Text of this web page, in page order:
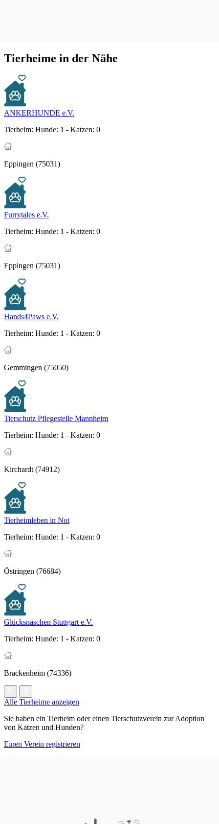
Tierheime in der Nähe
ANKERHUNDE e.V.
Tierheim: Hunde: 1 - Katzen: 0
Eppingen (75031)
Furrytales e.V.
Tierheim: Hunde: 1 - Katzen: 0
Eppingen (75031)
Hands4Paws e.V.
Tierheim: Hunde: 1 - Katzen: 0
Gemmingen (75050)
Tierschutz Pflegestelle Mannheim
Tierheim: Hunde: 1 - Katzen: 0
Kirchardt (74912)
Tierheimleben in Not
Tierheim: Hunde: 1 - Katzen: 0
Östringen (76684)
Glücksnäschen Stuttgart e.V.
Tierheim: Hunde: 1 - Katzen: 0
Brackenheim (74336)
Alle Tierheime anzeigen
Sie haben ein Tierheim oder einen Tierschutzverein zur Adoption
von Katzen und Hunden?
Einen Verein registrieren